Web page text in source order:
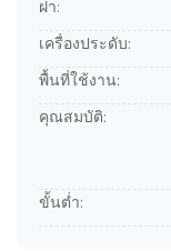
ฝา:
เครื่องประดับ:
พื้นที่ใช้งาน:
คุณสมบัติ:
ขั้นต่ำ: